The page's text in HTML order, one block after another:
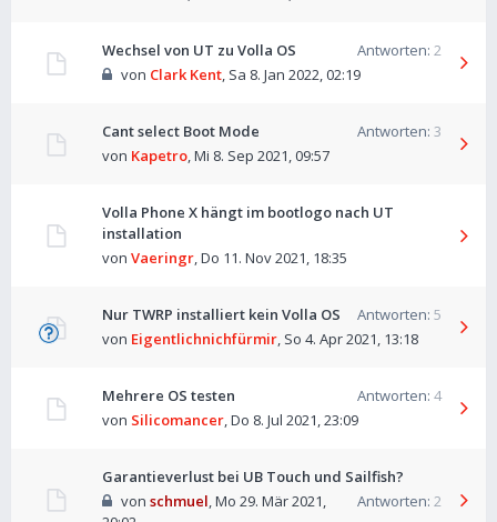
Wechsel von UT zu Volla OS Antworten: 2
von Clark Kent, Sa 8. Jan 2022, 02:19
Cant select Boot Mode Antworten: 3
von Kapetro,Mi 8. Sep 2021, 09:57
Volla Phone X hängt im bootlogo nach UT
installation
von Vaeringr,Do 11. Nov 2021, 18:35
Nur TWRP installiert kein Volla OS Antworten: 5
von Eigentlichnichfürmir, So 4. Apr 2021, 13:18
Mehrere OS testen Antworten: 4
von Silicomancer,Do 8. Jul 2021, 23:09
Garantieverlust bei UB Touch und Sailfish?
Antworten: 2
von schmuel,Mo 29. Mär 2021,